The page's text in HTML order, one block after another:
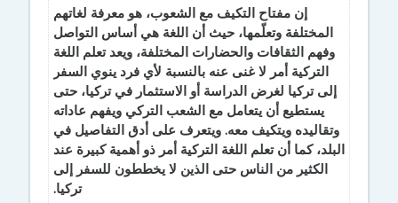
إن مفتاح التكيف مع الشعوب، هو معرفة لغاتهم
المختلفة وتعلّمها، حيث أن اللغة هي أساس التواصل
وفهم الثقافات والحضارات المختلفة، ويعد تعلم اللغة
التركية أمر لا غنى عنه بالنسبة لأي فرد ينوي السفر
إلى تركيا لغرض الدراسة أو الاستثمار في تركيا، حتى
يستطيع أن يتعامل مع الشعب التركي ويفهم عاداته
وتقاليده ويتكيف معه. ويتعرف على أدق التفاصيل في
البلد، كما أن تعلم اللغة التركية أمر ذو أهمية كبيرة عند
الكثير من الناس حتى الذين لا يخططون للسفر إلى
تركيا.